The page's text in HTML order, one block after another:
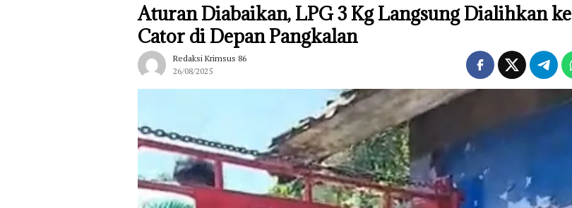
Aturan Diabaikan, LPG 3 Kg Langsung Dialihkan ke
Cator di Depan Pangkalan
Redaksi Krimsus 86
26/08/2025